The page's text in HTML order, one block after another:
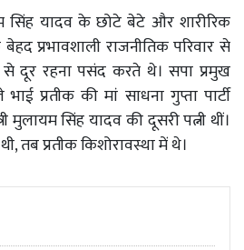
यादव के छोटे बेटे और शारीरिक
प्रभावशाली राजनीतिक परिवार से
दूर रहना पसंद करते थे। सपा प्रमुख
प्रतीक की मां साधना गुप्ता पार्टी
मुलायम सिंह यादव की दूसरी पत्नी थीं।
तब प्रतीक किशोरावस्था में थे।